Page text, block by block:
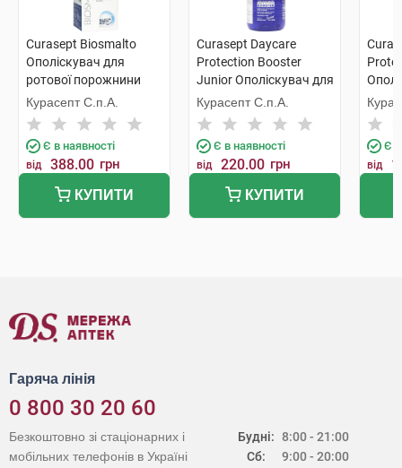
Curasept Biosmalto
Ополіскувач для
ротової порожнини
захист від карієсу,
абразії та ерозії 300 мл
1 флакон
Курасепт С.п.А.
Є в наявності
від 388.00 грн
КУПИТИ
Curasept Daycare
Protection Booster
Junior Ополіскувач для
ротової порожнини для
дітей від 7 до 12 років зі
смаком жувальної
гумки 250 мл 1 флакон
Курасепт С.п.А.
Є в наявності
від 220.00 грн
КУПИТИ
250
Є в
від
Гаряча лінія
0 800 30 20 60
Будні:
Сб:
8:00 - 21:00
9:00 - 20:00
Безкоштовно зі стаціонарних і
мобільних телефонів в Україні